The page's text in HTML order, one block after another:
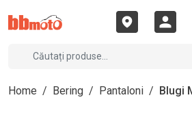
Home / Bering / Pantaloni / Blugi